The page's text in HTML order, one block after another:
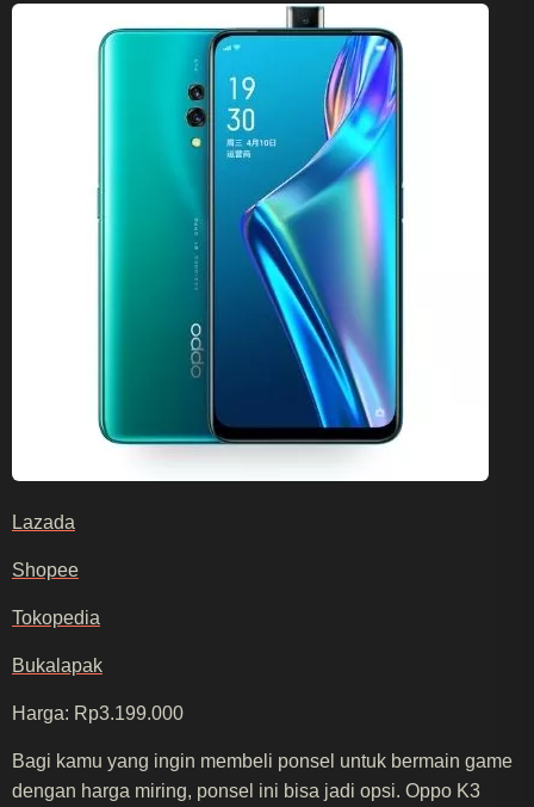
Lazada
Shopee
Tokopedia
Bukalapak
Harga: Rp3.199.000
Bagi kamu yang ingin membeli ponsel untuk bermain game
dengan harga miring, ponsel ini bisa jadi opsi. Oppo K3